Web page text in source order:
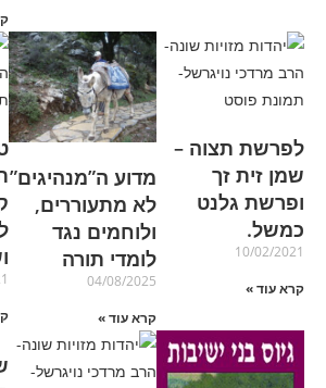
לפרשת תצוה –
שמן זית זך
ופרשת גלנט
כמשל.
10/02/2021
קרא עוד »
מדוע ה”מנהיגים”
לא מתעוררים,
ולוחמים נגד
לומדי תורה
04/08/2025
קרא עוד »